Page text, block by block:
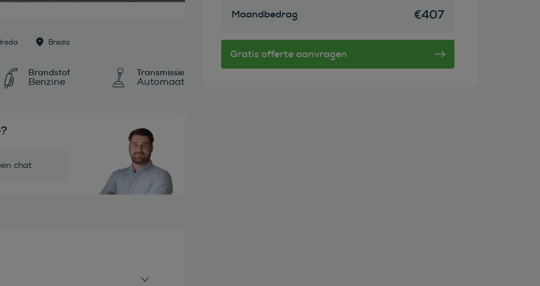
Breda
Brandstof
Benzine
Transmissie
Automaat
chat
Maandbedrag €407